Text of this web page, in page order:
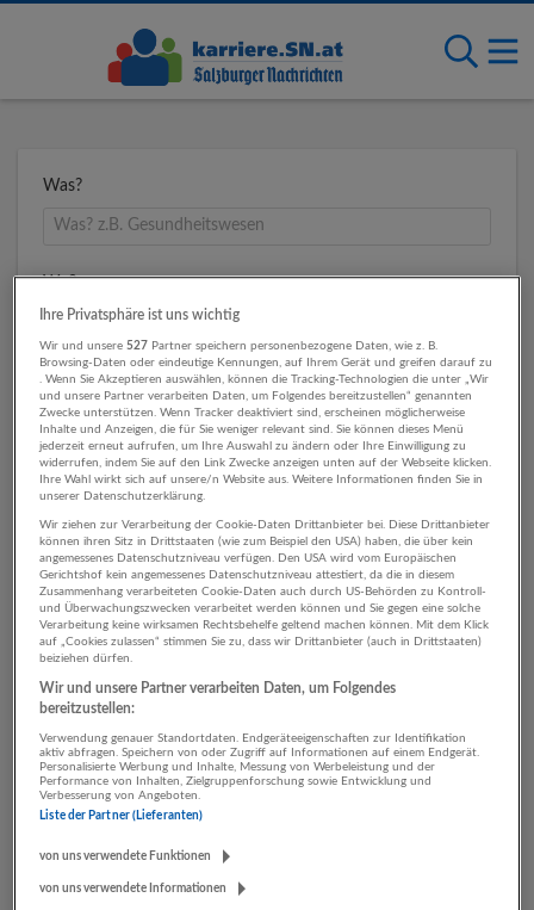
Was?
Wo?
Umkreis
1 Beratung, Consulting
Beherbergung und
Gastronomie Unternehmen
Ihre Privatsphäre ist uns wichtig
Wir und unsere527 Partner speichern personenbezogene Daten, wie z. B.
Browsing-Daten oder eindeutige Kennungen, auf Ihrem Gerät und greifen darauf zu
. Wenn Sie Akzeptieren auswählen, können die Tracking-Technologien die unter „Wir
und unsere Partner verarbeiten Daten, um Folgendes bereitzustellen“ genannten
Zwecke unterstützen. Wenn Tracker deaktiviert sind, erscheinen möglicherweise
Inhalte und Anzeigen, die für Sie weniger relevant sind. Sie können dieses Menü
jederzeit erneut aufrufen, um Ihre Auswahl zu ändern oder Ihre Einwilligung zu
widerrufen, indem Sie auf den Link Zwecke anzeigen unten auf der Webseite klicken.
Ihre Wahl wirkt sich auf unsere/n Website aus. Weitere Informationen finden Sie in
unserer Datenschutzerklärung.
Wir ziehen zur Verarbeitung der Cookie-Daten Drittanbieter bei. Diese Drittanbieter
können ihren Sitz in Drittstaaten (wie zum Beispiel den USA) haben, die über kein
angemessenes Datenschutzniveau verfügen. Den USA wird vom Europäischen
Gerichtshof kein angemessenes Datenschutzniveau attestiert, da die in diesem
Zusammenhang verarbeiteten Cookie-Daten auch durch US-Behörden zu Kontroll-
und Überwachungszwecken verarbeitet werden können und Sie gegen eine solche
Verarbeitung keine wirksamen Rechtsbehelfe geltend machen können. Mit dem Klick
auf „Cookies zulassen“ stimmen Sie zu, dass wir Drittanbieter (auch in Drittstaaten)
beiziehen dürfen.
Wir und unsere Partner verarbeiten Daten, um Folgendes
bereitzustellen:
Verwendung genauer Standortdaten. Endgeräteeigenschaften zur Identifikation
aktiv abfragen. Speichern von oder Zugriff auf Informationen auf einem Endgerät.
Personalisierte Werbung und Inhalte, Messung von Werbeleistung und der
Performance von Inhalten, Zielgruppenforschung sowie Entwicklung und
Verbesserung von Angeboten.
Liste der Partner (Lieferanten)
von uns verwendete Funktionen
von uns verwendete Informationen